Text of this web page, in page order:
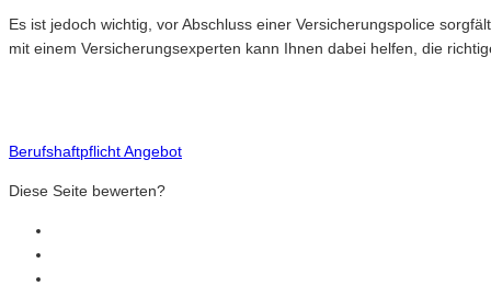
Es ist jedoch wichtig, vor Abschluss einer Versicherungspolice
mit einem Versicherungsexperten kann Ihnen dabei helfen, die
Berufshaftpflicht Angebot
Diese Seite bewerten?